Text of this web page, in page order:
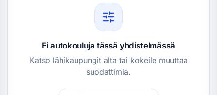
Ei autokouluja tässä yhdistelmässä
Katso lähikaupungit alta tai kokeile muuttaa
suodattimia.